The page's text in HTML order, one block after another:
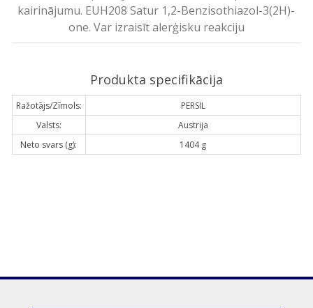
kairinājumu. EUH208 Satur 1,2-Benzisothiazol-3(2H)-
one. Var izraisīt alerģisku reakciju
Produkta specifikācija
Ražotājs/Zīmols:
PERSIL
Valsts:
Austrija
Neto svars (g):
1404 g